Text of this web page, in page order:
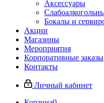
Аксессуары
Бокалы и
Акции
Магазины
Мероприятия
Корпоративные заказы
Контакты
Личный кабинет